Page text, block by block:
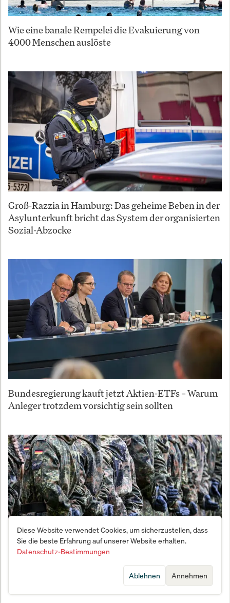
Wie eine banale Rempelei die Evakuierung von
4000 Menschen auslöste
Groß-Razzia in Hamburg: Das geheime Beben in der
Asylunterkunft bricht das System der organisierten
Sozial-Abzocke
Bundesregierung kauft jetzt Aktien-ETFs – Warum
Anleger trotzdem vorsichtig sein sollten
Vernichtungsschlag gegen den Fachkräftemangel:
Bundeswehr meldet Bewerber-Beben
Diese Website verwendet Cookies, um sicherzustellen, dass
Sie die beste Erfahrung auf unserer Website erhalten.
Datenschutz-Bestimmungen
Annehmen
Ablehnen